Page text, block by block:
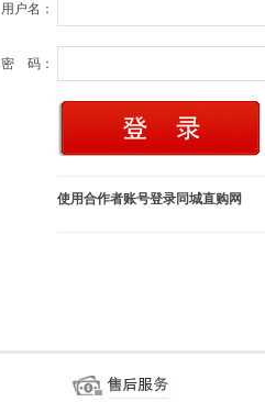
用户名：
密 码：
使用合作者账号登录同城直购网